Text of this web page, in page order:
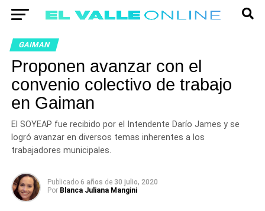
GAIMAN
Proponen avanzar con el
convenio colectivo de trabajo
en Gaiman
El SOYEAP fue recibido por el Intendente Darío James y se
logró avanzar en diversos temas inherentes a los
trabajadores municipales.
Publicado 6 años de 30 julio, 2020
Por Blanca Juliana Mangini